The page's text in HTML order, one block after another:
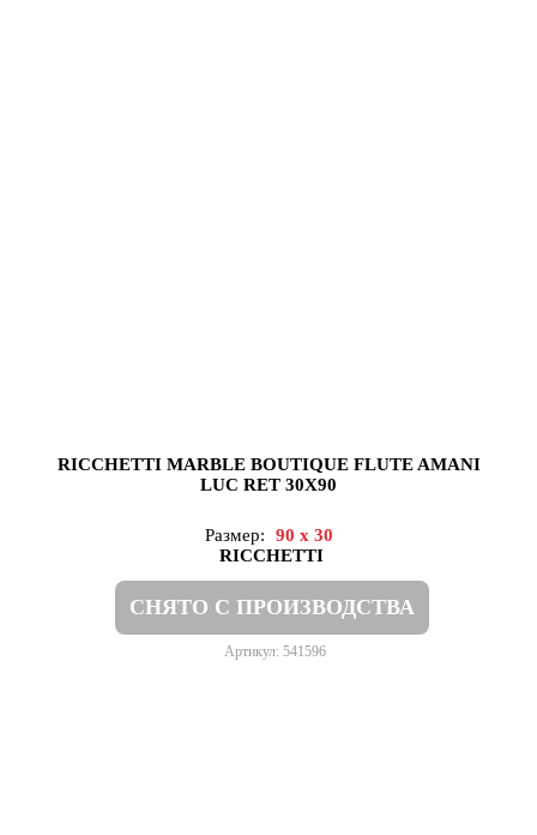
RICCHETTI MARBLE BOUTIQUE FLUTE AMANI
LUC RET 30X90
Размер:
90 x 30
RICCHETTI
СНЯТО С ПРОИЗВОДСТВА
Артикул: 541596